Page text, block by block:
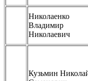
Николаенко
Владимир
Николаевич
Кузьмин